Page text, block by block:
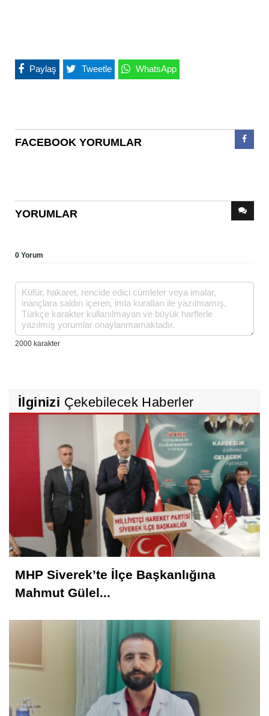
Paylaş Tweetle WhatsApp
FACEBOOK YORUMLAR
YORUMLAR
0 Yorum
İlginizi Çekebilecek Haberler
MHP Siverek’te İlçe Başkanlığına
Mahmut Gülel...